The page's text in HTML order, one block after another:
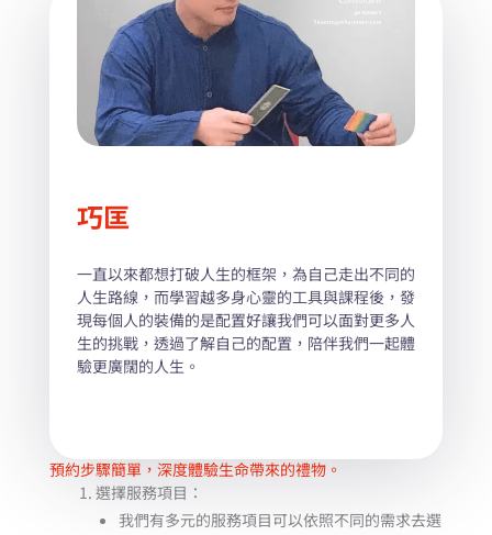
巧匡
一直以來都想打破人生的框架，為自己走出不同的
人生路線，而學習越多身心靈的工具與課程後，發
現每個人的裝備的是配置好讓我們可以面對更多人
生的挑戰，透過了解自己的配置，陪伴我們一起體
驗更廣闊的人生。
n
l
d
e
1
o
預約步驟簡單，深度體驗生命帶來的禮物。
選擇服務項目：
我們有多元的服務項目可以依照不同的需求去選